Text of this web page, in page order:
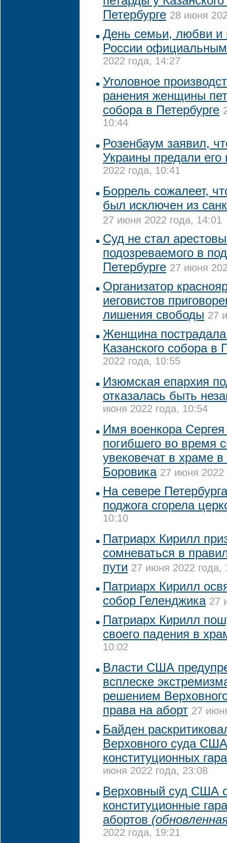
Петербурге 28 июня
День семьи, любви и
России
2022 года, 14:27
Уголовное
ранения женщины
собора в Петербурге
10:44
Розенбаум заявил,
Украины предали его
2022 года, 10:41
Боррель сожалеет,
был исключен из
27 июня 2022 года, 14:01
Суд не стал
подозреваемого в
Петербурге 27 июня
Организатор
иеговистов
лишения свободы 27
Женщина пострадала
Казанского собора в
2022 года, 10:55
Изюмская епархия
отказалась быть
июня 2022 года, 10:54
Имя военкора
погибшего во время
увековечат в храме
Боровика 27 июня 2022
На севере
поджога сгорела
10:10
Патриарх Кирилл
сомневаться в
пути 27 июня 2022 года,
Патриарх Кирилл
собор Геленджика 27
Патриарх Кирилл
своего падения в
10:02
Власти США
всплеске
решением
права на аборт 27
Байден
Верховного суда
конституционных
июня 2022 года, 23:08
Верховный суд США
конституционные
абортов
2022 года, 19:21